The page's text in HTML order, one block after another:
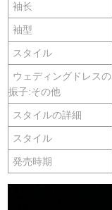
袖长
袖型
スタイル
ウェディングドレスの
振子:その他
スタイルの詳細
スタイル
発売時期